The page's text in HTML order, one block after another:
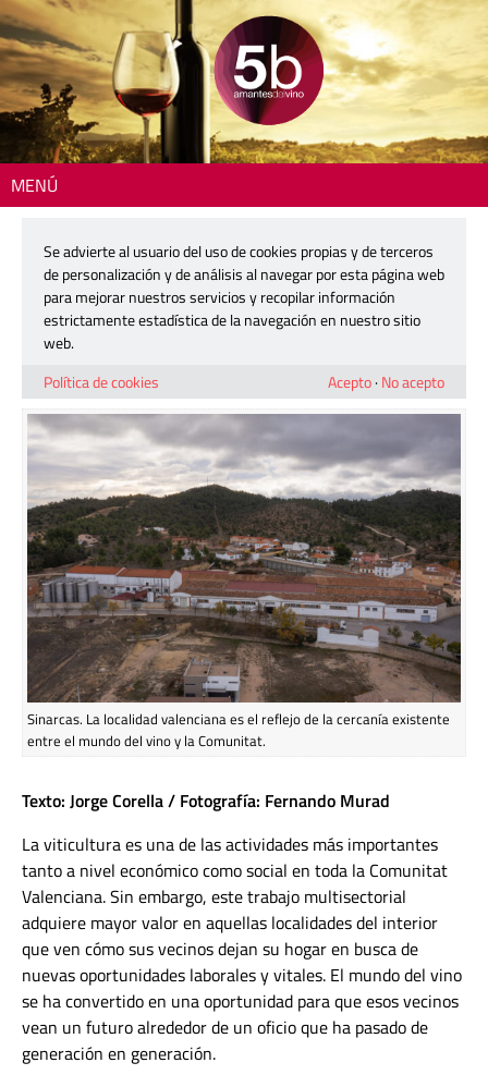
MENÚ
por el vino
Bodegas Sinarcas: el proyecto de un
pueblo unido por el vino
1 diciembre, 2023
Sinarcas. La localidad valenciana es el reflejo de la cercanía existente
entre el mundo del vino y la Comunitat.
Texto: Jorge Corella / Fotografía: Fernando Murad
La viticultura es una de las actividades más importantes
tanto a nivel económico como social en toda la Comunitat
Valenciana. Sin embargo, este trabajo multisectorial
adquiere mayor valor en aquellas localidades del interior
que ven cómo sus vecinos dejan su hogar en busca de
nuevas oportunidades laborales y vitales. El mundo del vino
se ha convertido en una oportunidad para que esos vecinos
vean un futuro alrededor de un oficio que ha pasado de
generación en generación.
Se advierte al usuario del uso de cookies propias y de terceros
de personalización y de análisis al navegar por esta página web
para mejorar nuestros servicios y recopilar información
estrictamente estadística de la navegación en nuestro sitio
web.
Política de cookies
Acepto· No acepto